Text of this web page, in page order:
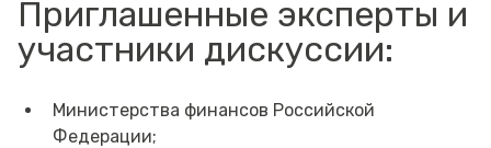
Приглашенные эксперты и
участники дискуссии:
Министерства финансов Российской
Федерации;